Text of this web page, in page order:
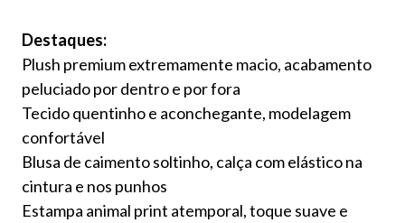
Destaques:
Plush premium extremamente macio, acabamento
peluciado por dentro e por fora
Tecido quentinho e aconchegante, modelagem
confortável
Blusa de caimento soltinho, calça com elástico na
cintura e nos punhos
Estampa animal print atemporal, toque suave e